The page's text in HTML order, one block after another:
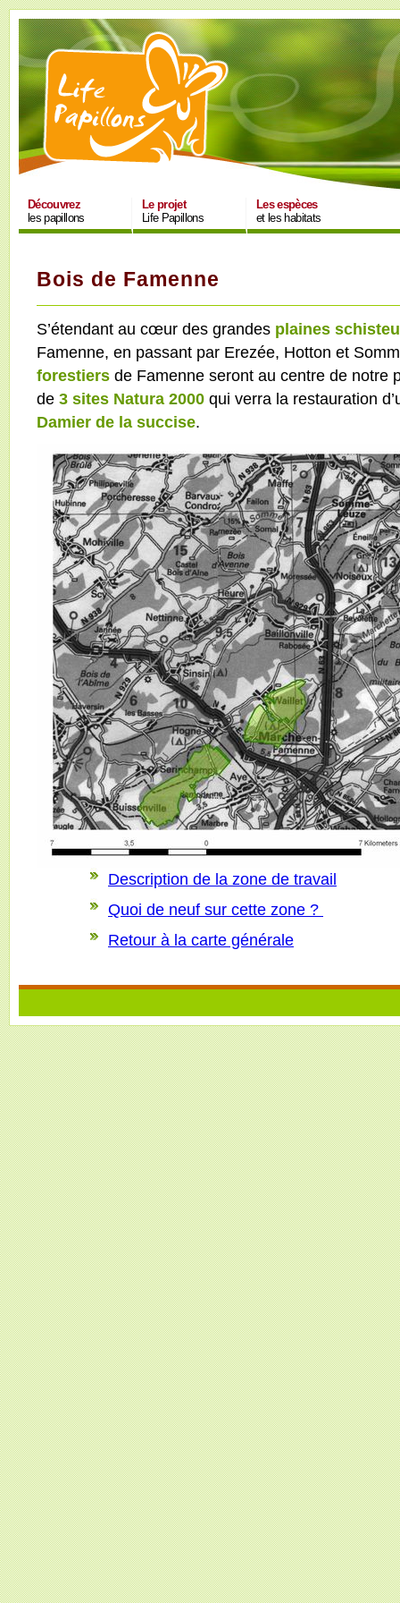
Découvrez
les papillons
Le projet
Life Papillons
Les espèces
et les habitats
Bois de Famenne
S’étendant au cœur des grandes plaines
Famenne, en passant par Erezée, Hotton et
forestiers de Famenne seront au centre de notre
de 3 sites Natura 2000 qui verra la restauration
Damier de la succise.
Description de la zone de travail
Quoi de neuf sur cette zone ?
Retour à la carte générale